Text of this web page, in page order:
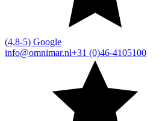
(4,8-5) Google
info@omnimar.nl+31 (0)46-4105100